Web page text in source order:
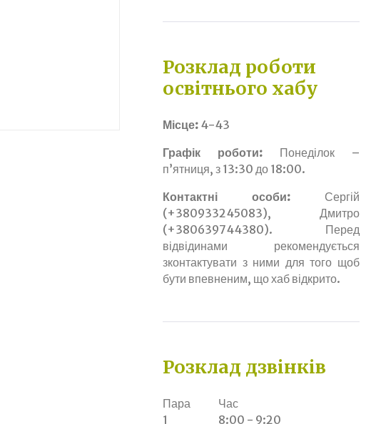
Розклад роботи
освітнього хабу
Місце: 4-43
Графік роботи: Понеділок –
п’ятниця, з 13:30 до 18:00.
Контактні особи: Сергій
(+380933245083), Дмитро
(+380639744380). Перед
відвідинами рекомендується
зконтактувати з ними для того щоб
бути впевненим, що хаб відкрито.
Розклад дзвінків
Пара
Час
1
8:00 - 9:20